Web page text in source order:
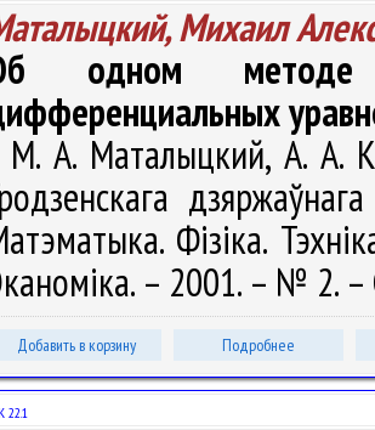
Михаил
одном методе
А. Маталыцкий, А. А.
Фізіка.
– 2001. – № 2.
Добавить в корзину Подробнее
22.1